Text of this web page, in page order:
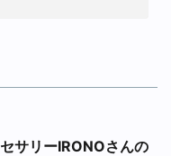
サリーIRONOさんの